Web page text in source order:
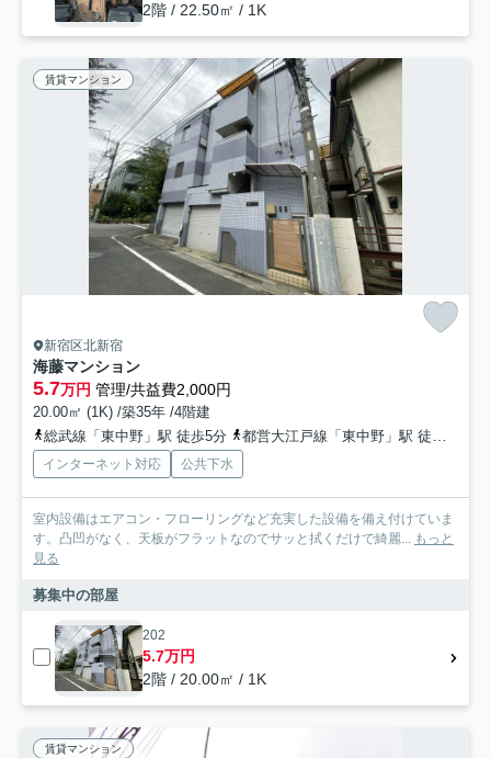
2階 / 22.50㎡ / 1K
賃貸マンション
新宿区北新宿
海藤マンション
5.7万円 管理/共益費2,000円
20.00㎡ (1K) /築35年 /4階建
総武線「東中野」駅 徒歩5分
都営大江戸線「東中野」駅 徒歩5分
インターネット対応 公共下水
室内設備はエアコン・フローリングなど充実した設備を備え付けていま
す。凸凹がなく、天板がフラットなのでサッと拭くだけで綺麗...
もっと
見る
募集中の部屋
202
5.7万円
2階 / 20.00㎡ / 1K
賃貸マンション